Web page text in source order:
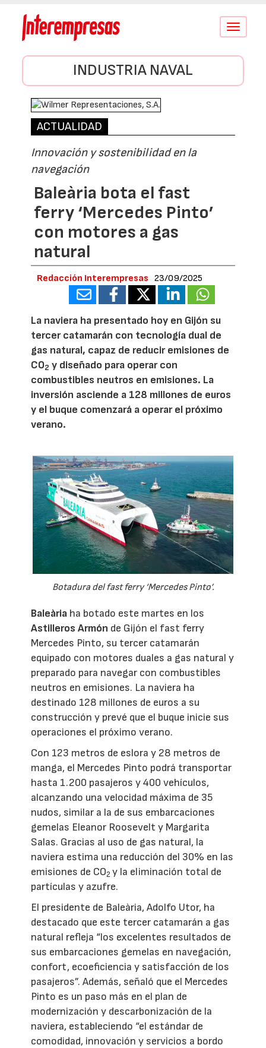
Conmutar
INDUSTRIA NAVAL
ACTUALIDAD
Innovación y sostenibilidad en la
navegación
Baleària bota el fast
ferry ‘Mercedes Pinto’
con motores a gas
natural
Redacción Interempresas 23/09/2025
La naviera ha presentado hoy en Gijón su
tercer catamarán con tecnología dual de
gas natural, capaz de reducir emisiones de
CO2 y diseñado para operar con
combustibles neutros en emisiones. La
inversión asciende a 128 millones de euros
y el buque comenzará a operar el próximo
verano.
Botadura del fast ferry ‘Mercedes Pinto’.
Baleària ha botado este martes en los
Astilleros Armón de Gijón el fast ferry
Mercedes Pinto, su tercer catamarán
equipado con motores duales a gas natural y
preparado para navegar con combustibles
neutros en emisiones. La naviera ha
destinado 128 millones de euros a su
construcción y prevé que el buque inicie sus
operaciones el próximo verano.
Con 123 metros de eslora y 28 metros de
manga, el Mercedes Pinto podrá transportar
hasta 1.200 pasajeros y 400 vehículos,
alcanzando una velocidad máxima de 35
nudos, similar a la de sus embarcaciones
gemelas Eleanor Roosevelt y Margarita
Salas. Gracias al uso de gas natural, la
naviera estima una reducción del 30% en las
emisiones de CO2 y la eliminación total de
partículas y azufre.
El presidente de Baleària, Adolfo Utor, ha
destacado que este tercer catamarán a gas
natural refleja “los excelentes resultados de
sus embarcaciones gemelas en navegación,
confort, ecoeficiencia y satisfacción de los
pasajeros”. Además, señaló que el Mercedes
Pinto es un paso más en el plan de
modernización y descarbonización de la
naviera, estableciendo “el estándar de
comodidad, innovación y servicios a bordo